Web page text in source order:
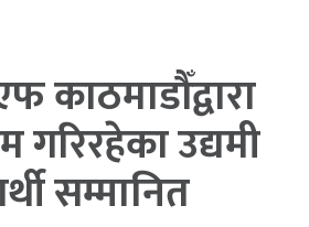
काठमाडौँद्वारा
गरिरहेका उद्यमी
सम्मानित